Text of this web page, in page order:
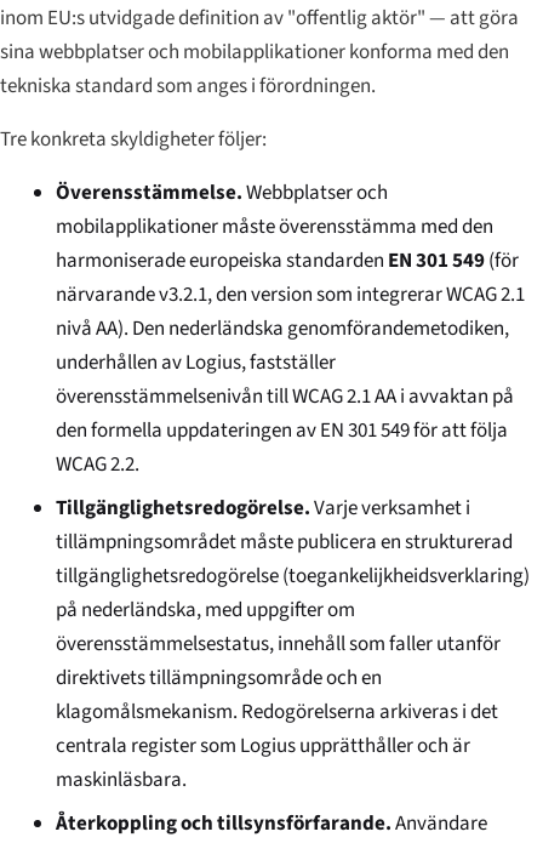
inom EU:s utvidgade definition av "offentlig aktör" — att göra
sina webbplatser och mobilapplikationer konforma med den
tekniska standard som anges i förordningen.
Tre konkreta skyldigheter följer:
Överensstämmelse.Webbplatser och
mobilapplikationer måste överensstämma med den
harmoniserade europeiska standarden EN 301 549(för
närvarande v3.2.1, den version som integrerar WCAG 2.1
nivå AA). Den nederländska genomförandemetodiken,
underhållen av Logius, fastställer
överensstämmelsenivån till WCAG 2.1 AA i avvaktan på
den formella uppdateringen av EN 301 549 för att följa
WCAG 2.2.
Tillgänglighetsredogörelse.Varje verksamhet i
tillämpningsområdet måste publicera en strukturerad
tillgänglighetsredogörelse (toegankelijkheidsverklaring)
på nederländska, med uppgifter om
överensstämmelsestatus, innehåll som faller utanför
direktivets tillämpningsområde och en
klagomålsmekanism. Redogörelserna arkiveras i det
centrala register som Logius upprätthåller och är
maskinläsbara.
Återkoppling och tillsynsförfarande.Användare